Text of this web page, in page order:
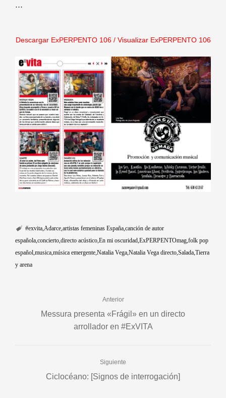
…
Descargar ExPERPENTO 106/ Visualizar ExPERPENTO 106
#exvita Adarce artistas femeninas España canción de autor
española concierto directo acústico En mi oscuridad ExPERPENTOmag folk pop
español musica música emergente Natalia Vega Natalia Vega directo Salada Tierra
y arena
Anterior
Messura presenta «Frágil» en un directo
arrollador en #ExVITA
Siguiente
Ciclocéano: [Signos de interrogación]